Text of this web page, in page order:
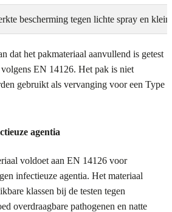
bescherming tegen lichte spray en
dat het pakmateriaal aanvullend is getest
EN 14126. Het pak is niet
gebruikt als vervanging voor een Type
agentia
voldoet aan EN 14126 voor
infectieuze agentia. Het materiaal
klassen bij de testen tegen
overdraagbare pathogenen en natte